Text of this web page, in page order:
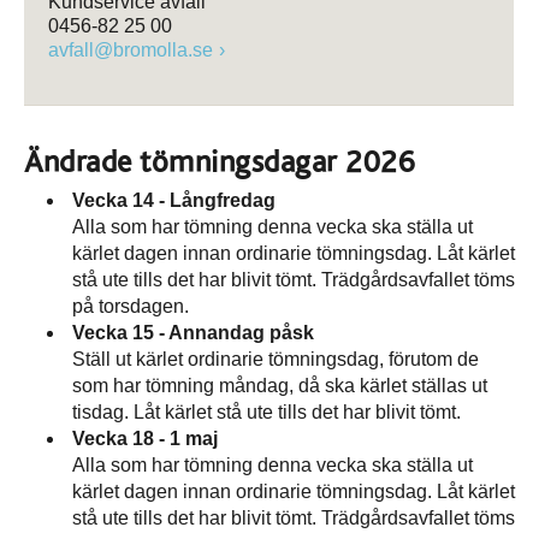
0456-82 25 00
avfall@bromolla.se
Ändrade tömningsdagar 2026
Vecka 14 - Långfredag
Alla som har tömning denna vecka ska ställa ut
kärlet dagen innan ordinarie tömningsdag. Låt kärlet
stå ute tills det har blivit tömt. Trädgårdsavfallet töms
på torsdagen.
Vecka 15 - Annandag påsk
Ställ ut kärlet ordinarie tömningsdag, förutom de
som har tömning måndag, då ska kärlet ställas ut
tisdag. Låt kärlet stå ute tills det har blivit tömt.
Vecka 18 - 1 maj
Alla som har tömning denna vecka ska ställa ut
kärlet dagen innan ordinarie tömningsdag. Låt kärlet
stå ute tills det har blivit tömt. Trädgårdsavfallet töms